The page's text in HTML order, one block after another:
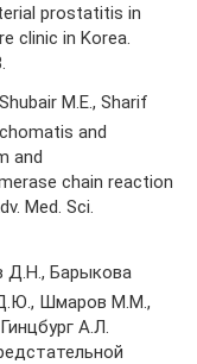
prostatitis in
clinic in Korea.
M.E., Sharif
and
and
chain reaction
Med. Sci.
Д.Н., Барыкова
Шмаров М.М.,
А.Л.